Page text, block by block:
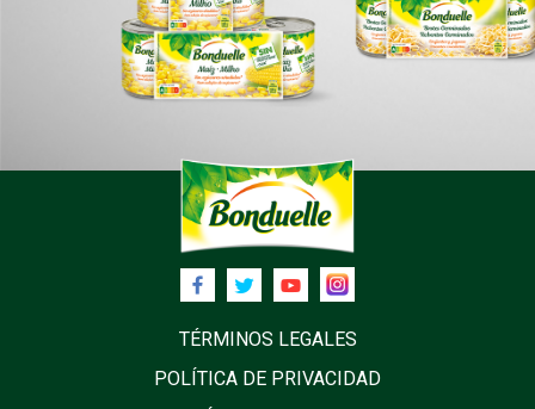
TÉRMINOS LEGALES
POLÍTICA DE PRIVACIDAD